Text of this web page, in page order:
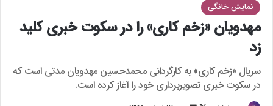
نمایش خانگی
مهدویان «زخم کاری» را در سکوت خبری کلید
زد
سریال «زخم کاری» به کارگردانی محمدحسین مهدویان مدتی است که
در سکوت خبری تصویربرداری خود را آغاز کرده است.